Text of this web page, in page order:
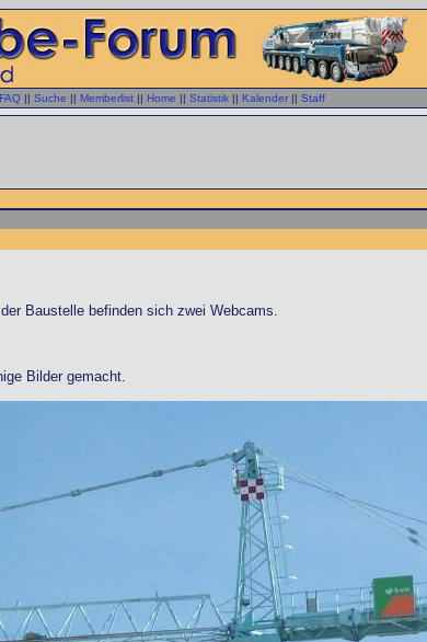
|| Suche || Memberlist || Home || Statistik || Kalender || Staff
Baustelle befinden sich zwei Webcams.
Bilder gemacht.